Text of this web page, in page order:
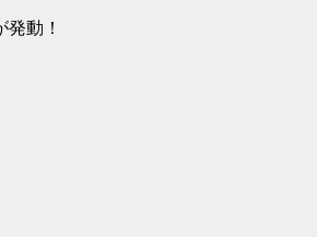
動！